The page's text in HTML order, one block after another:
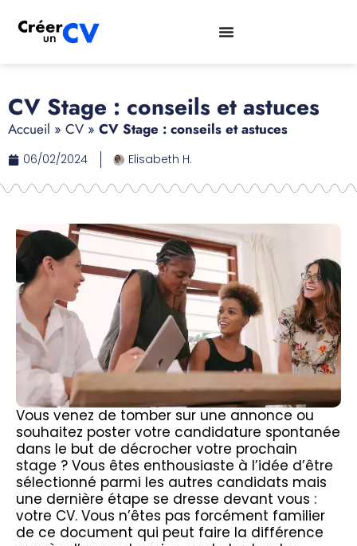
CV Stage : conseils et astuces
Accueil » CV » CV Stage : conseils et astuces
06/02/2024 Elisabeth H.
Vous venez de tomber sur une annonce ou
souhaitez poster votre candidature spontanée
dans le but de décrocher votre prochain
stage ? Vous êtes enthousiaste à l’idée d’être
sélectionné parmi les autres candidats mais
une dernière étape se dresse devant vous :
votre CV. Vous n’êtes pas forcément familier
de ce document qui peut faire la différence